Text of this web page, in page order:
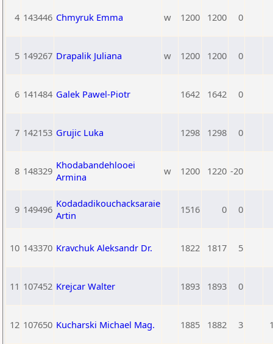
4 143446 Chmyruk Emma w 1200 1200 0
5 149267 Drapalik Juliana w 1200 1200 0
6 141484 Galek Pawel-Piotr 1642 1642 0
7 142153 Grujic Luka 1298 1298 0
8 148329 Khodabandehlooei
Armina
w 1200 1220 -20
9 149496 Kodadadikouchacksaraie
Artin
1516 0 0
10 143370 Kravchuk Aleksandr Dr. 1822 1817 5
11 107452 Krejcar Walter 1893 1893 0
12 107650 Kucharski Michael Mag. 1885 1882 3